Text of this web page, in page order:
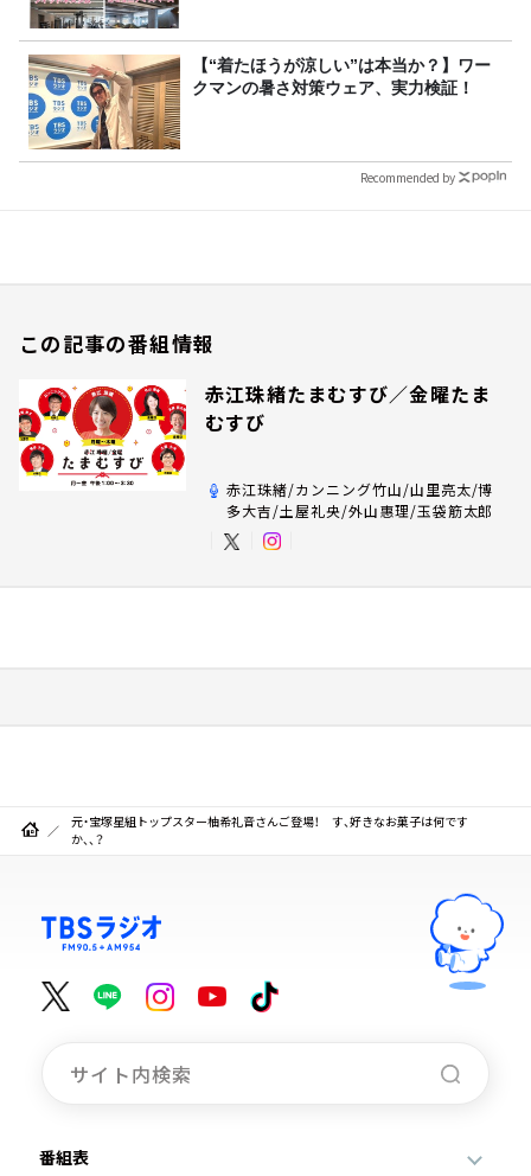
【“着たほうが涼しい”は本当か？】ワー
クマンの暑さ対策ウェア、実力検証！
Recommended by
この記事の番組情報
赤江珠緒たまむすび／金曜たま
むすび
赤江珠緒/カンニング竹山/山里亮太/博
多大吉/土屋礼央/外山惠理/玉袋筋太郎
元・宝塚星組トップスター柚希礼音さんご登場！ す、好きなお菓子は何です
か、、？
番組表